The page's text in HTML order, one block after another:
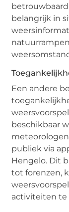
belangrijk in
Een andere
beschikbaar
publiek via
Hengelo. Dit
tot forenzen,
activiteiten te